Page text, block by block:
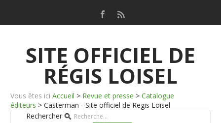
SITE OFFICIEL DE
RÉGIS LOISEL
Vous êtes ici Accueil > Revue et presse > Catalogue
éditeurs > Casterman - Site officiel de Regis Loisel
Rechercher